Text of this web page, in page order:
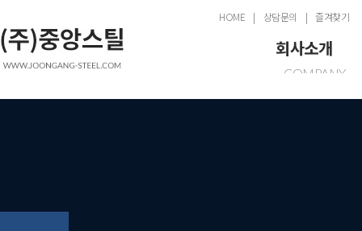
HOME 상담문의 즐겨찾기
회사소개
COMPANY